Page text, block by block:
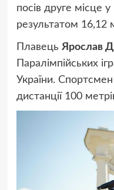
посів друге місце
результатом 16,12
Плавець Ярослав
Паралімпійських
України.
дистанції 100